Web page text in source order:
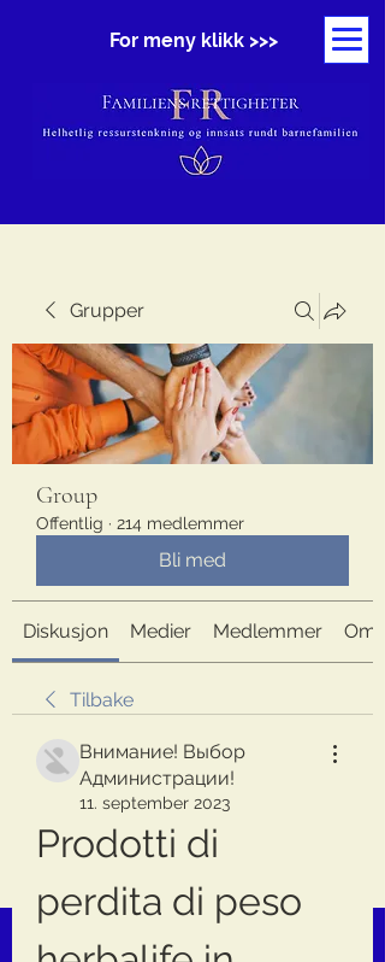
For meny klikk >>>
Grupper
Group
Offentlig · 214 medlemmer
Bli med
Diskusjon Medier Medlemmer Om
Tilbake
Внимание! Выбор
Администрации!
11. september 2023
Prodotti di
perdita di peso